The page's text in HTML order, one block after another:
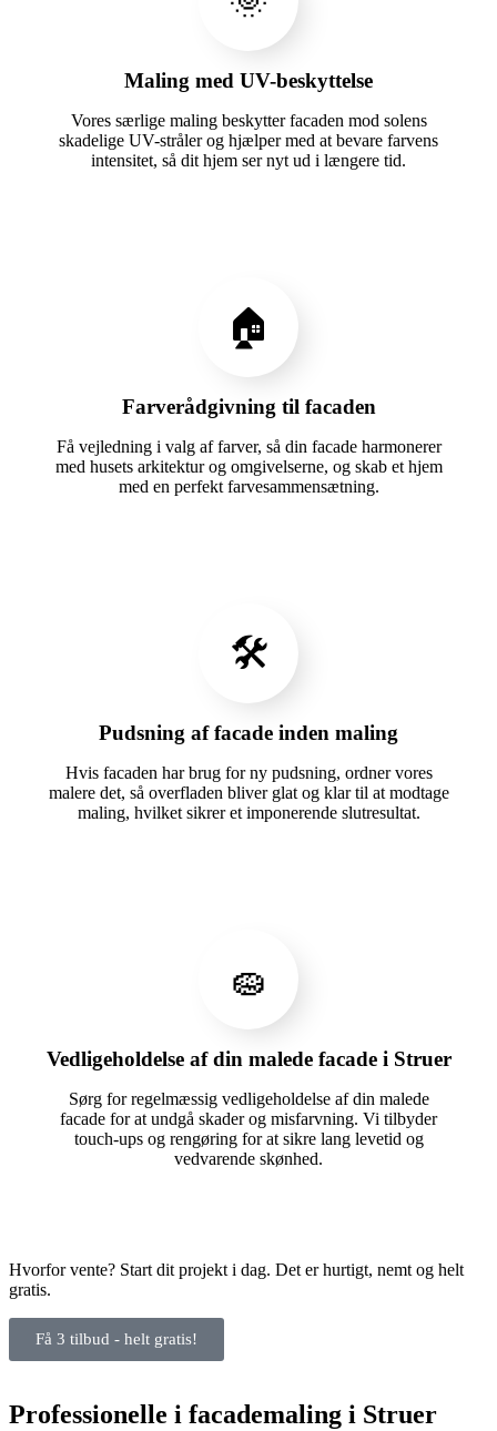
Maling med UV-beskyttelse
Vores særlige maling beskytter facaden mod solens
skadelige UV-stråler og hjælper med at bevare farvens
intensitet, så dit hjem ser nyt ud i længere tid.
🏠
Farverådgivning til facaden
Få vejledning i valg af farver, så din facade harmonerer
med husets arkitektur og omgivelserne, og skab et hjem
med en perfekt farvesammensætning.
🛠️
Pudsning af facade inden maling
Hvis facaden har brug for ny pudsning, ordner vores
malere det, så overfladen bliver glat og klar til at modtage
maling, hvilket sikrer et imponerende slutresultat.
🧽
Vedligeholdelse af din malede facade i Struer
Sørg for regelmæssig vedligeholdelse af din malede
facade for at undgå skader og misfarvning. Vi tilbyder
touch-ups og rengøring for at sikre lang levetid og
vedvarende skønhed.
Hvorfor vente? Start dit projekt i dag. Det er hurtigt, nemt og helt
gratis.
Få 3 tilbud - helt gratis!
Professionelle i facademaling i Struer